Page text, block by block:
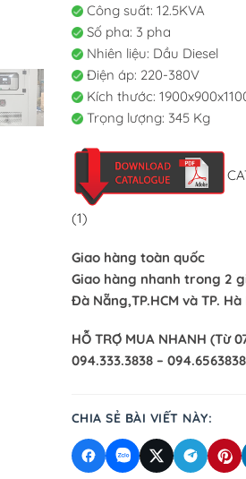
Công suất: 12.5KVA
Số pha: 3 pha
Nhiên liệu: Dầu Diesel
Điện áp: 220-380V
Kích thước:
Trọng lượng: 345 Kg
(1)
Giao hàng toàn quốc
Giao hàng nhanh trong 2
Đà Nẵng,TP.HCM và TP. Hà
HỖ TRỢ MUA NHANH (Từ
094.333.3838 –
CHIA SẺ BÀI VIẾT NÀY: